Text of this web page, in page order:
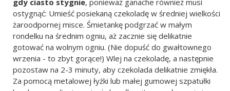
ostygnąć: Umieść posiekaną czekoladę w średniej wielkości
żaroodpornej misce. Śmietankę podgrzać w małym
rondelku na średnim ogniu, aż zacznie się delikatnie
gotować na wolnym ogniu. (Nie dopuść do gwałtownego
wrzenia - to zbyt gorące!) Wlej na czekoladę, a następnie
pozostaw na 2-3 minuty, aby czekolada delikatnie zmiękła.
Za pomocą metalowej łyżki lub małej gumowej szpatułki